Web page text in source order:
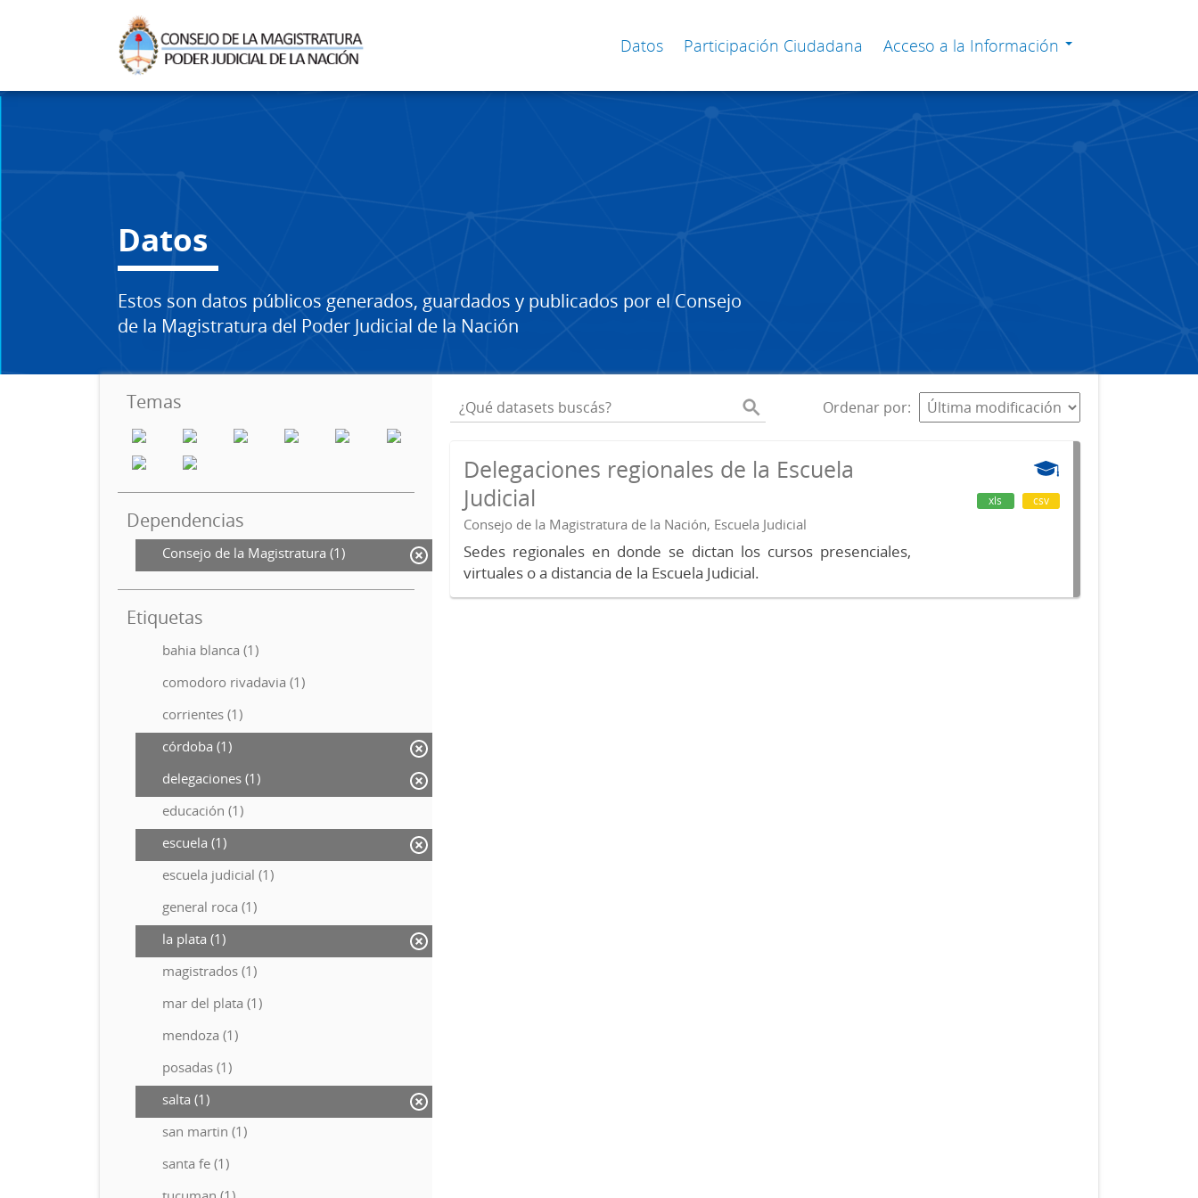
Datos Participación Ciudadana Acceso a la Información
Datos
Estos son datos públicos generados, guardados y publicados por el Consejo
de la Magistratura del Poder Judicial de la Nación
Temas
Dependencias
Consejo de la Magistratura (1)
Etiquetas
bahia blanca (1)
comodoro rivadavia (1)
corrientes (1)
córdoba (1)
delegaciones (1)
educación (1)
escuela (1)
escuela judicial (1)
general roca (1)
la plata (1)
magistrados (1)
mar del plata (1)
mendoza (1)
posadas (1)
salta (1)
san martin (1)
santa fe (1)
Ordenar por
Delegaciones regionales de la Escuela
Judicial
Consejo de la Magistratura de la Nación, Escuela Judicial
Sedes regionales en donde se dictan los cursos presenciales,
virtuales o a distancia de la Escuela Judicial.
xls csv